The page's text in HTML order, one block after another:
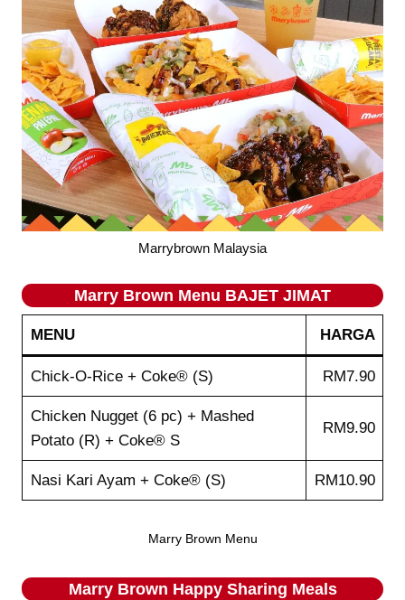
Marrybrown Malaysia
Marry Brown Menu BAJET JIMAT
MENU HARGA
Chick-O-Rice + Coke® (S) RM7.90
Chicken Nugget (6 pc) + Mashed
Potato (R) + Coke® S
RM9.90
Nasi Kari Ayam + Coke® (S) RM10.90
Marry Brown Menu
Marry Brown Happy Sharing Meals